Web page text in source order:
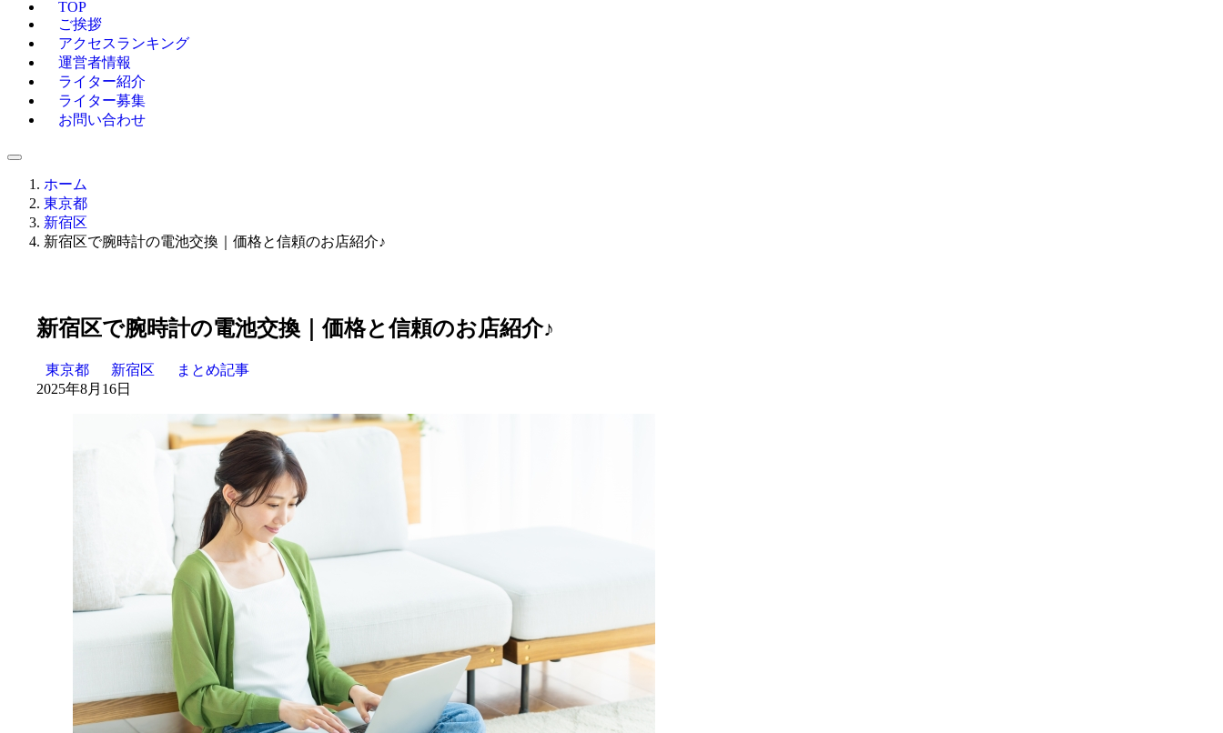
TOP
ご挨拶
アクセスランキング
運営者情報
ライター紹介
ライター募集
お問い合わせ
ホーム
東京都
新宿区
新宿区で腕時計の電池交換｜価格と信頼のお店紹介♪
新宿区で腕時計の電池交換｜価格と信頼のお店紹介♪
東京都 新宿区
まとめ記事
2025年8月16日